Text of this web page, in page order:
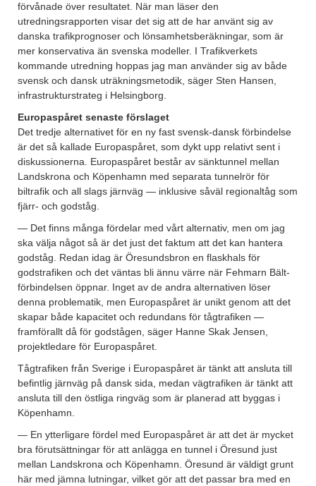
förvånade över resultatet. När man läser den
utredningsrapporten visar det sig att de har använt sig av
danska trafikprognoser och lönsamhetsberäkningar, som är
mer konservativa än svenska modeller. I Trafikverkets
kommande utredning hoppas jag man använder sig av både
svensk och dansk uträkningsmetodik, säger Sten Hansen,
infrastrukturstrateg i Helsingborg.
Europaspåret senaste förslaget
Det tredje alternativet för en ny fast svensk-dansk förbindelse
är det så kallade Europaspåret, som dykt upp relativt sent i
diskussionerna. Europaspåret består av sänktunnel mellan
Landskrona och Köpenhamn med separata tunnelrör för
biltrafik och all slags järnväg — inklusive såväl regionaltåg som
fjärr- och godståg.
— Det finns många fördelar med vårt alternativ, men om jag
ska välja något så är det just det faktum att det kan hantera
godståg. Redan idag är Öresundsbron en flaskhals för
godstrafiken och det väntas bli ännu värre när Fehmarn Bält-
förbindelsen öppnar. Inget av de andra alternativen löser
denna problematik, men Europaspåret är unikt genom att det
skapar både kapacitet och redundans för tågtrafiken —
framförallt då för godstågen, säger Hanne Skak Jensen,
projektledare för Europaspåret.
Tågtrafiken från Sverige i Europaspåret är tänkt att ansluta till
befintlig järnväg på dansk sida, medan vägtrafiken är tänkt att
ansluta till den östliga ringväg som är planerad att byggas i
Köpenhamn.
— En ytterligare fördel med Europaspåret är att det är mycket
bra förutsättningar för att anlägga en tunnel i Öresund just
mellan Landskrona och Köpenhamn. Öresund är väldigt grunt
här med jämna lutningar, vilket gör att det passar bra med en